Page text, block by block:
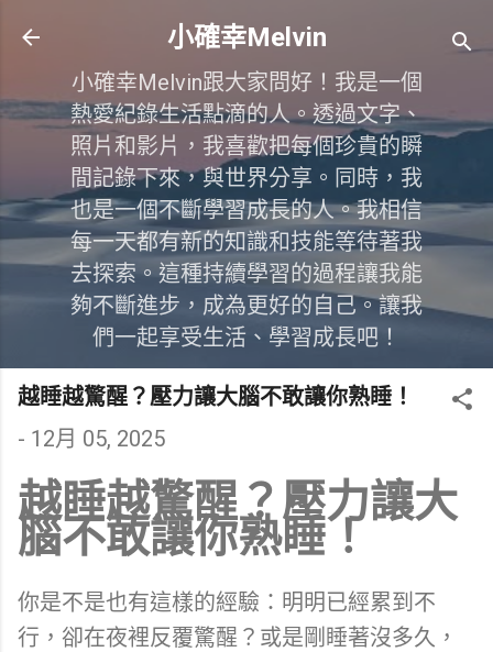
跳到主要內容
小確幸Melvin
小確幸Melvin跟大家問好！我是一個
熱愛紀錄生活點滴的人。透過文字、
照片和影片，我喜歡把每個珍貴的瞬
間記錄下來，與世界分享。同時，我
也是一個不斷學習成長的人。我相信
每一天都有新的知識和技能等待著我
去探索。這種持續學習的過程讓我能
夠不斷進步，成為更好的自己。讓我
們一起享受生活、學習成長吧！
越睡越驚醒？壓力讓大腦不敢讓你熟睡！
- 12月 05, 2025
越睡越驚醒？壓力讓大
腦不敢讓你熟睡！
你是不是也有這樣的經驗：明明已經累到不
行，卻在夜裡反覆驚醒？或是剛睡著沒多久，